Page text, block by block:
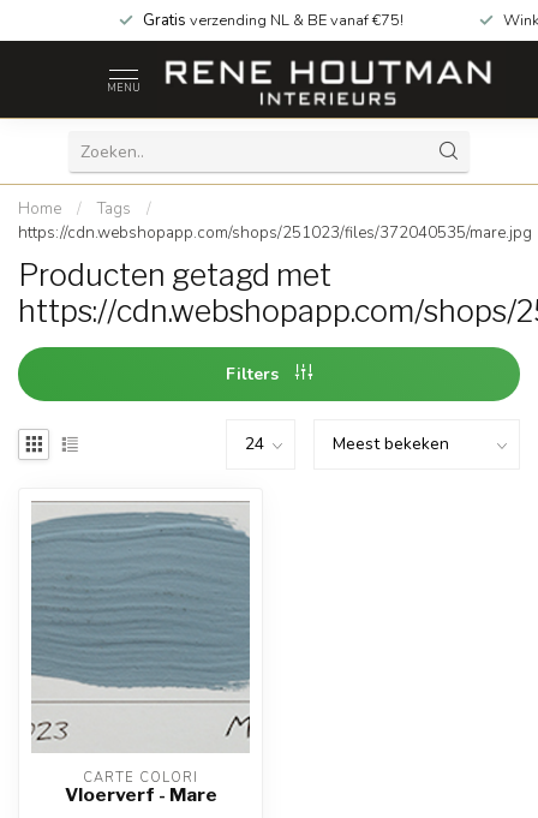
Gratis verzending NL & BE vanaf €75!
MENU
Home / Tags
/
https://cdn.webshopapp.com/shops/251023/files/372040535/mare.jpg
Producten getagd met
https://cdn.webshopapp.com/
Filters
CARTE COLORI
Vloerverf - Mare